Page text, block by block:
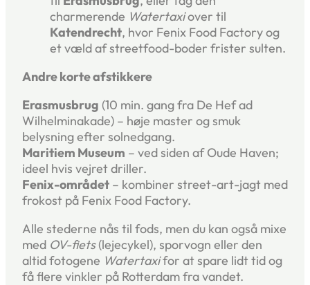
charmerende Watertaxiover til
Katendrecht, hvor Fenix Food Factory og
et væld af streetfood-boder frister sulten.
Andre korte afstikkere
Erasmusbrug (10 min. gang fra De Hef ad
Wilhelminakade) – høje master og smuk
belysning efter solnedgang.
Maritiem Museum – ved siden af Oude Haven;
ideel hvis vejret driller.
Fenix-området – kombiner street-art-jagt med
frokost på Fenix Food Factory.
Alle stederne nås til fods, men du kan også mixe
med OV-fiets(lejecykel), sporvogn eller den
altid fotogene Watertaxifor at spare lidt tid og
få flere vinkler på Rotterdam fra vandet.